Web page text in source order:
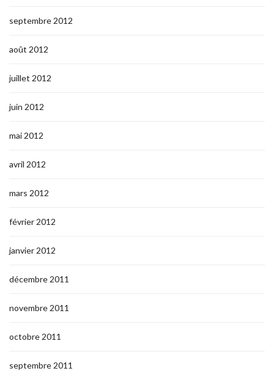
septembre 2012
août 2012
juillet 2012
juin 2012
mai 2012
avril 2012
mars 2012
février 2012
janvier 2012
décembre 2011
novembre 2011
octobre 2011
septembre 2011